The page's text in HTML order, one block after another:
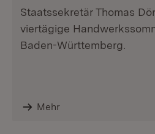
Staatssekretär Thomas
viertägige
Baden-Württemberg.
Mehr